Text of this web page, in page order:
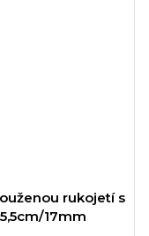
rukojetí s
17mm